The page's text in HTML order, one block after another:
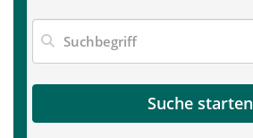
Suche starten